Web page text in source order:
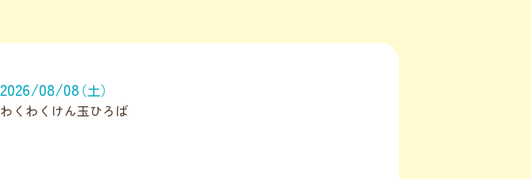
2026/08/08（土）
わくわくけん玉ひろば